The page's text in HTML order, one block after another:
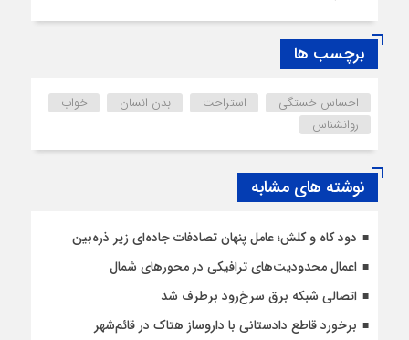
برچسب ها
احساس خستگی استراحت بدن انسان
خواب
روانشناس
نوشته های مشابه
دود کاه و کلش؛ عامل پنهان تصادفات جاده‌ای زیر ذره‌بین
اعمال محدودیت‌‌های ترافیکی در محورهای شمال
اتصالی شبکه برق سرخ‌رود برطرف شد
برخورد قاطع دادستانی با داروساز هتاک در قائم‌شهر